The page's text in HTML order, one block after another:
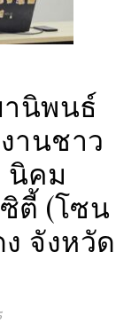
านิพนธ์
านชาว
นิคม
ตี้ (โซน
จังหวัด